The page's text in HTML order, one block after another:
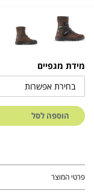
מידת מגפיים
בחירת אפשרות
הוספה לסל
פרטי המוצר